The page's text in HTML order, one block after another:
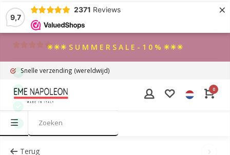
9,7
2371 Reviews ×
☀☀☀ S U M M E R S A L E - 1 0 % ☀☀☀
Snelle verzending (wereldwijd)
0
Terug